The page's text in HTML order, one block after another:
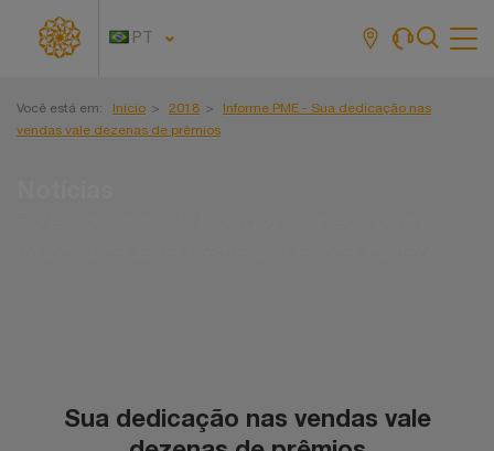
PT
Você está em: Início 2018
Informe PME - Sua dedicação nas
vendas vale dezenas de prêmios
Sua dedicação nas vendas vale